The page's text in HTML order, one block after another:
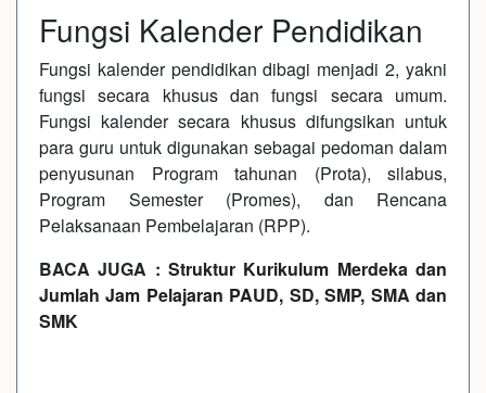
Fungsi Kalender Pendidikan
Fungsi kalender pendidikan dibagi menjadi 2, yakni
fungsi secara khusus dan fungsi secara umum.
Fungsi kalender secara khusus difungsikan untuk
para guru untuk digunakan sebagai pedoman dalam
penyusunan Program tahunan (Prota), silabus,
Program Semester (Promes), dan Rencana
Pelaksanaan Pembelajaran (RPP).
BACA JUGA : Struktur Kurikulum Merdeka dan
Jumlah Jam Pelajaran PAUD, SD, SMP, SMA dan
SMK